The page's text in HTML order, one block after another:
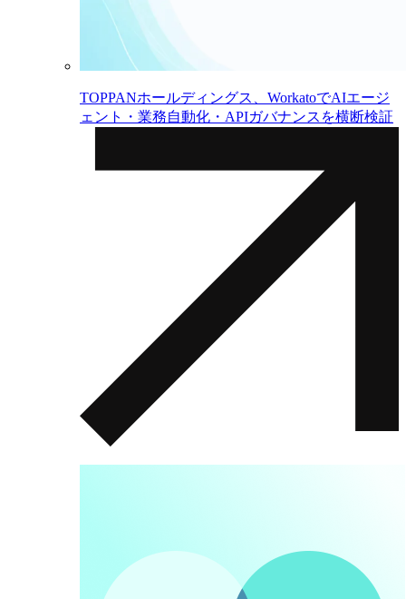
TOPPANホールディングス、WorkatoでAIエージ
ェント・業務自動化・APIガバナンスを横断検証